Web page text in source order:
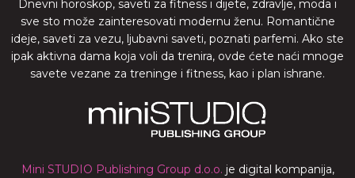
Dnevni horoskop, saveti za fitness i dijete, zdravlje, moda i
sve sto može zainteresovati modernu ženu. Romantične
ideje, saveti za vezu, ljubavni saveti, poznati parfemi. Ako ste
ipak aktivna dama koja voli da trenira, ovde ćete naći mnoge
savete vezane za treninge i fitness, kao i plan ishrane.
Mini STUDIO Publishing Group d.o.o. je digital kompanija,